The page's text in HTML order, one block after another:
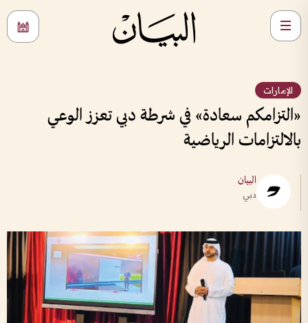
الإمارات
«التزامكم سعادة» في شرطة دبي تعزز الوعي
بالالتزامات الرياضية
البيان
دبي